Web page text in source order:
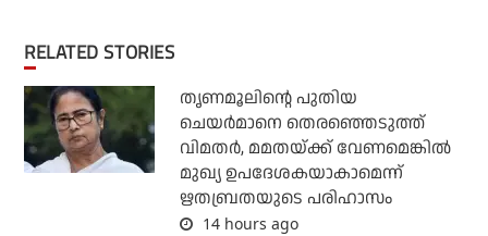
RELATED STORIES
തൃണമൂലിന്റെ പുതിയ
ചെയര്‍മാനെ തെരഞ്ഞെടുത്ത്
വിമതര്‍, മമതയ്ക്ക് വേണമെങ്കില്‍
മുഖ്യ ഉപദേശകയാകാമെന്ന്
ഋതബ്രതയുടെ പരിഹാസം
14 hours ago